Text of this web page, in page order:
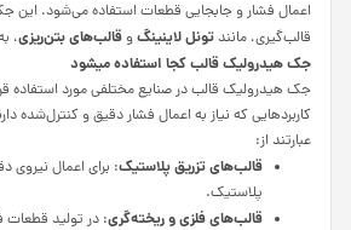
اعمال فشار و جابجایی قطعات استفاده می‌شود. این
قالب‌گیری، مانندتونل لاینینگوقالب‌های بتن‌ریزی،
جک هیدرولیک قالب کجا استفاده میشود
جک هیدرولیک قالب در صنایع مختلفی مورد استفاده
کاربردهایی که نیاز به اعمال فشار دقیق و کنترل‌شده
عبارتند از:
قالب‌های تزریق پلاستیک: برای اعمال نیروی
پلاستیک.
قالب‌های فلزی و ریخته‌گری: در تولید قطعات